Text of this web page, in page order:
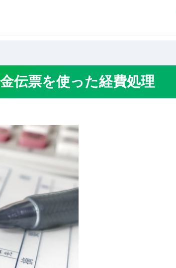
経費処理
伝票を使った経費処理